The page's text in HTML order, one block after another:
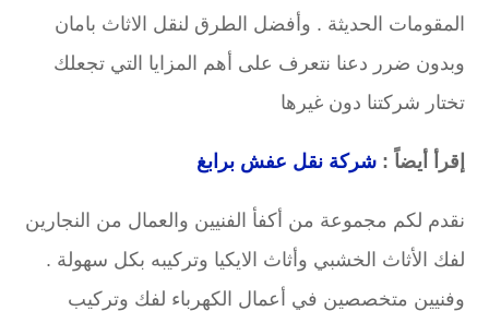
المقومات الحديثة . وأفضل الطرق لنقل الاثاث بامان
وبدون ضرر دعنا نتعرف على أهم المزايا التي تجعلك
تختار شركتنا دون غيرها
إقرأ أيضاً : شركة نقل عفش برابغ
نقدم لكم مجموعة من أكفأ الفنيين والعمال من النجارين
لفك الأثاث الخشبي وأثاث الايكيا وتركيبه بكل سهولة .
وفنيين متخصصين في أعمال الكهرباء لفك وتركيب